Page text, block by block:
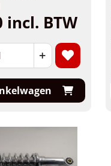
incl. BTW
+